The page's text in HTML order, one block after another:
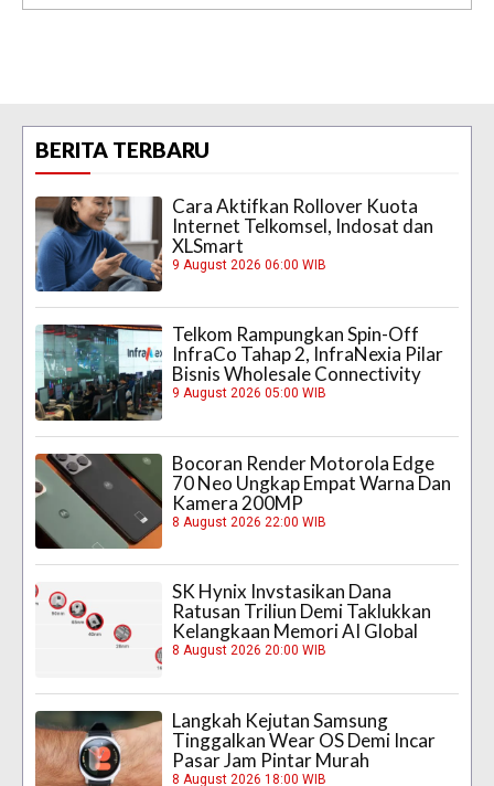
BERITA TERBARU
Cara Aktifkan Rollover Kuota
Internet Telkomsel, Indosat dan
XLSmart
9 August 2026 06:00 WIB
Telkom Rampungkan Spin-Off
InfraCo Tahap 2, InfraNexia Pilar
Bisnis Wholesale Connectivity
9 August 2026 05:00 WIB
Bocoran Render Motorola Edge
70 Neo Ungkap Empat Warna Dan
Kamera 200MP
8 August 2026 22:00 WIB
SK Hynix Invstasikan Dana
Ratusan Triliun Demi Taklukkan
Kelangkaan Memori AI Global
8 August 2026 20:00 WIB
Langkah Kejutan Samsung
Tinggalkan Wear OS Demi Incar
Pasar Jam Pintar Murah
8 August 2026 18:00 WIB